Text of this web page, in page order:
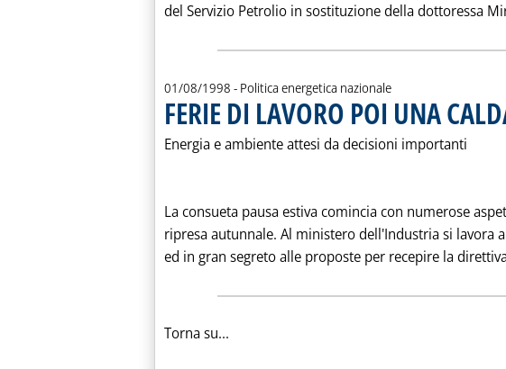
del Servizio Petrolio in sostituzione della dottoressa
01/08/1998 - Politica energetica nazionale
FERIE DI LAVORO POI UNA
Energia e ambiente attesi da decisioni importanti
La consueta pausa estiva comincia con numerose
ripresa autunnale. Al ministero dell'Industria si lavora
ed in gran segreto alle proposte per recepire la
Torna su...